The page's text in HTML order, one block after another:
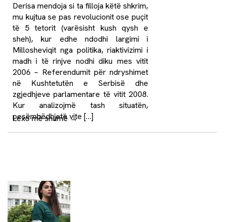
Derisa mendoja si ta filloja këtë shkrim,
mu kujtua se pas revolucionit ose puçit
të 5 tetorit (varësisht kush qysh e
sheh), kur edhe ndodhi largimi i
Millosheviqit nga politika, riaktivizimi i
madh i të rinjve nodhi diku mes vitit
2006 – Referendumit për ndryshimet
në Kushtetutën e Serbisë dhe
zgjedhjeve parlamentare të vitit 2008.
Kur analizojmë tash situatën,
pesëmbëdhjetë vite […]
Lexo më shumë→